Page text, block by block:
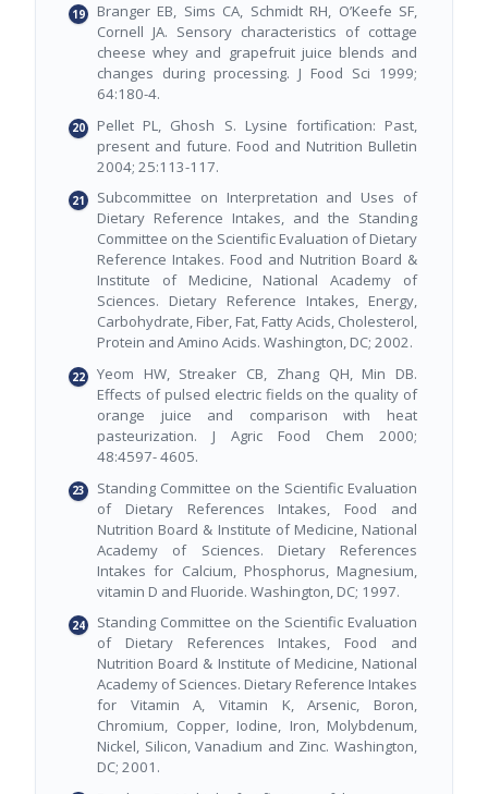
Branger EB, Sims CA, Schmidt RH, O’Keefe SF,
Cornell JA. Sensory characteristics of cottage
cheese whey and grapefruit juice blends and
changes during processing. J Food Sci 1999;
64:180-4.
Pellet PL, Ghosh S. Lysine fortification: Past,
present and future. Food and Nutrition Bulletin
2004; 25:113-117.
Subcommittee on Interpretation and Uses of
Dietary Reference Intakes, and the Standing
Committee on the Scientific Evaluation of Dietary
Reference Intakes. Food and Nutrition Board &
Institute of Medicine, National Academy of
Sciences. Dietary Reference Intakes, Energy,
Carbohydrate, Fiber, Fat, Fatty Acids, Cholesterol,
Protein and Amino Acids. Washington, DC; 2002.
Yeom HW, Streaker CB, Zhang QH, Min DB.
Effects of pulsed electric fields on the quality of
orange juice and comparison with heat
pasteurization. J Agric Food Chem 2000;
48:4597- 4605.
Standing Committee on the Scientific Evaluation
of Dietary References Intakes, Food and
Nutrition Board & Institute of Medicine, National
Academy of Sciences. Dietary References
Intakes for Calcium, Phosphorus, Magnesium,
vitamin D and Fluoride. Washington, DC; 1997.
Standing Committee on the Scientific Evaluation
of Dietary References Intakes, Food and
Nutrition Board & Institute of Medicine, National
Academy of Sciences. Dietary Reference Intakes
for Vitamin A, Vitamin K, Arsenic, Boron,
Chromium, Copper, Iodine, Iron, Molybdenum,
Nickel, Silicon, Vanadium and Zinc. Washington,
DC; 2001.